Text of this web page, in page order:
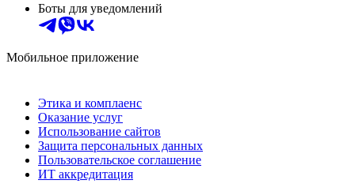
Боты для уведомлений
Мобильное приложение
Этика и комплаенс
Оказание услуг
Использование сайтов
Защита персональных данных
Пользовательское соглашение
ИТ аккредитация